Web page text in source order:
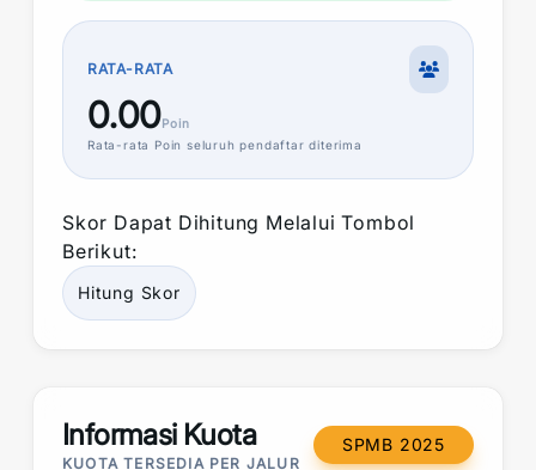
RATA-RATA
0.00Poin
Rata-rata Poin seluruh pendaftar diterima
Skor Dapat Dihitung Melalui Tombol
Berikut:
Hitung Skor
Informasi Kuota
KUOTA TERSEDIA PER JALUR
SPMB 2025